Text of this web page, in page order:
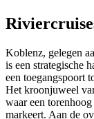
Koblenz, gelegen
is een strategische
een toegangspoort
Het kroonjuweel
waar een
markeert. Aan de